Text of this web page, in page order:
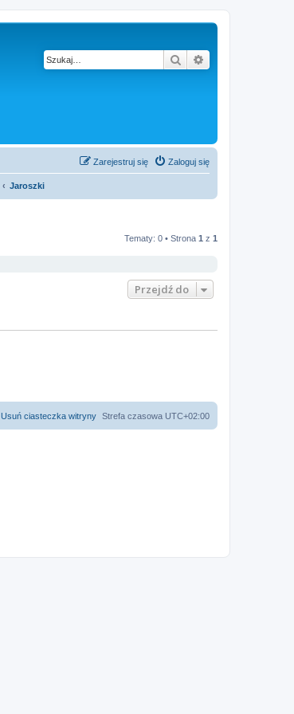
Szukaj
Zaloguj się
Zarejestruj się
Jaroszki
Tematy: 0 • Strona 1 z 1
Przejdź do
Strefa czasowa UTC+02:00
Usuń ciasteczka witryny